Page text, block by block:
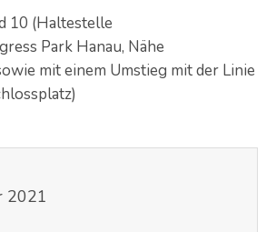
10 (Haltestelle
Park Hanau, Nähe
mit einem Umstieg mit der Linie
2021